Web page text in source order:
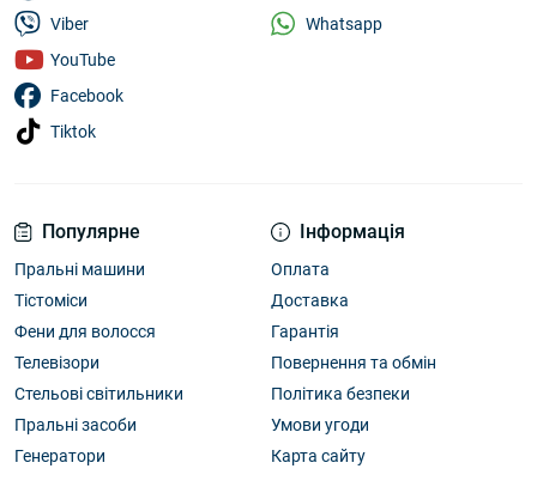
Популярне
Пральні машини
Тістоміси
Фени для волосся
Телевізори
Стельові світильники
Пральні засоби
Генератори
Інформація
Оплата
Доставка
Гарантія
Повернення та обмін
Політика безпеки
Умови угоди
Карта сайту
Viber
YouTube
Facebook
Tiktok
Whatsapp